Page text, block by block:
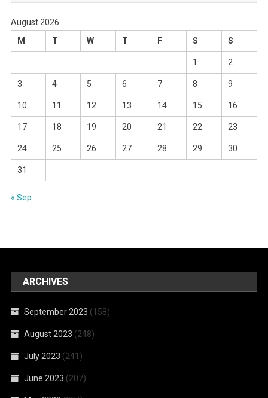
August 2026
M
T W T F S S
1 2
3 4 5 6 7 8 9
10 11 12 13 14 15 16
17 18 19 20 21 22 23
24 25 26 27 28 29 30
31
« Sep
ARCHIVES
September 2023 (158)
August 2023 (248)
July 2023 (241)
June 2023 (207)